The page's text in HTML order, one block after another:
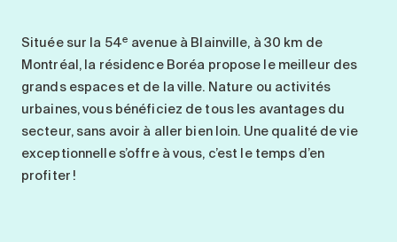
Située sur la 54e avenueà Blainville, à 30 km de
Montréal , la résidence Boréa propose le meilleur des
grands espaces et de la ville. Nature ou activités
urbaines, vous bénéficiez de tous les avantages du
secteur, sans avoir à aller bien loin. Une qualité de vie
exceptionnelles’offre à vous, c’est le temps d’en
profiter !